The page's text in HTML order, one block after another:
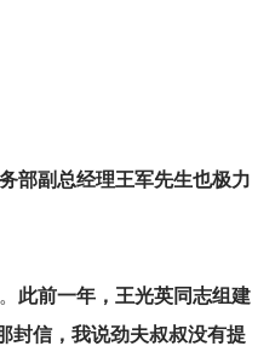
部副总经理王军先生也极力
此前一年，王光英同志组建
封信，我说劲夫叔叔没有提